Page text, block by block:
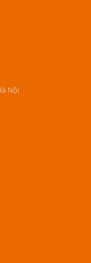
Nội